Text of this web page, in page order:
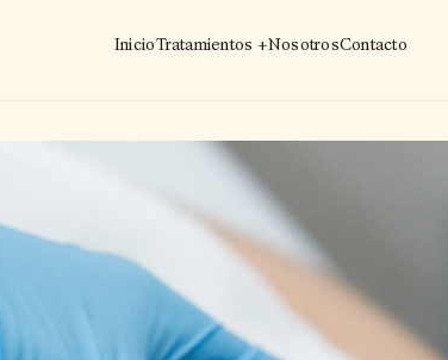
InicioTratamientos +NosotrosContacto